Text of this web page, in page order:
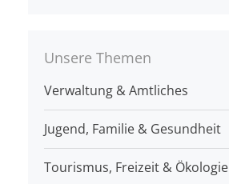
Unsere Themen
Verwaltung & Amtliches
Jugend, Familie & Gesundheit
Tourismus, Freizeit & Ökologie